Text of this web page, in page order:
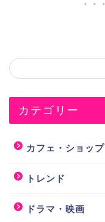
カテゴリー
カフェ・ショップ
トレンド
ドラマ・映画